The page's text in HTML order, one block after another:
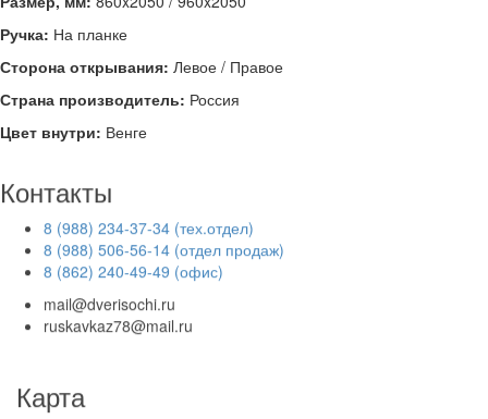
Ручка: На планке
Сторона открывания: Левое / Правое
Страна производитель: Россия
Цвет внутри: Венге
Контакты
8 (988) 234-37-34 (тех.отдел)
8 (988) 506-56-14 (отдел продаж)
8 (862) 240-49-49 (офис)
mail@dverisochi.ru
ruskavkaz78@mail.ru
Карта